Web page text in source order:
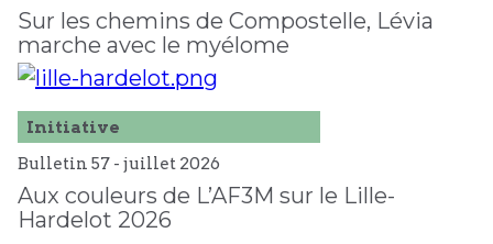
Sur les chemins de Compostelle, Lévia
marche avec le myélome
Initiative
Bulletin 57 - juillet 2026
Aux couleurs de L’AF3M sur le Lille-
Hardelot 2026